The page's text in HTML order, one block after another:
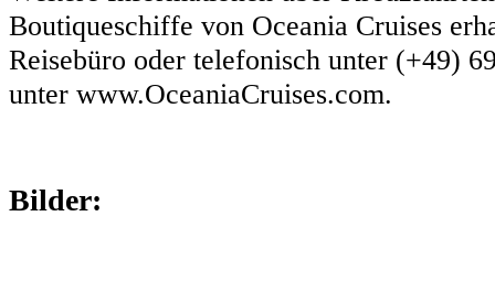
Boutiqueschiffe von Oceania Cruises
Reisebüro oder telefonisch unter (+49)
unter www.OceaniaCruises.com.
Bilder: